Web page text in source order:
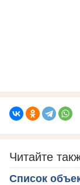
Читайте
Список